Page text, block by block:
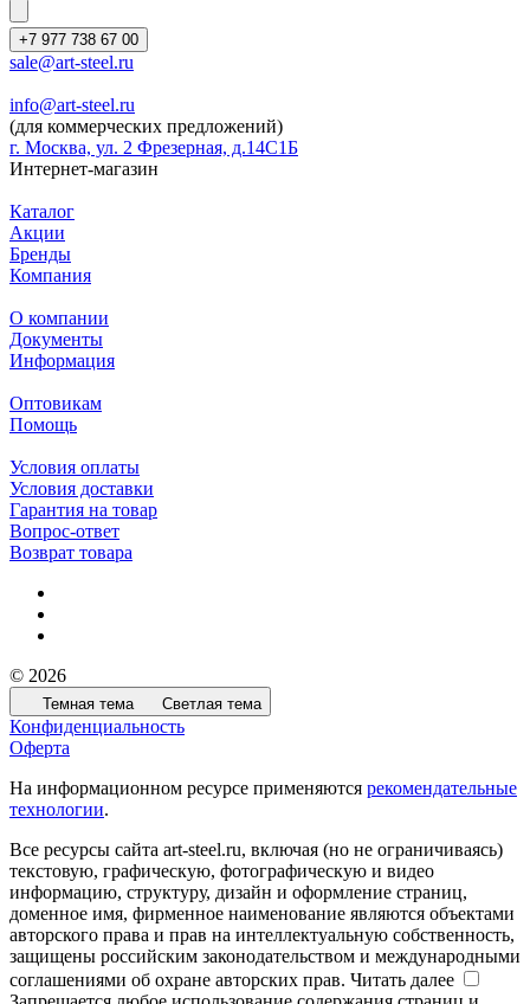
+7 977 738 67 00
sale@art-steel.ru
info@art-steel.ru
(для коммерческих предложений)
г. Москва, ул. 2 Фрезерная, д.14С1Б
Интернет-магазин
Каталог
Акции
Бренды
Компания
О компании
Документы
Информация
Оптовикам
Помощь
Условия оплаты
Условия доставки
Гарантия на товар
Вопрос-ответ
Возврат товара
© 2026
Темная тема Светлая тема
Конфиденциальность
Оферта
На информационном ресурсе применяются рекомендательные
технологии.
Все ресурсы сайта art-steel.ru, включая (но не ограничиваясь)
текстовую, графическую, фотографическую и видео
информацию, структуру, дизайн и оформление страниц,
доменное имя, фирменное наименование являются объектами
авторского права и прав на интеллектуальную собственность,
защищены российским законодательством и международными
соглашениями об охране авторских прав. Читать далее